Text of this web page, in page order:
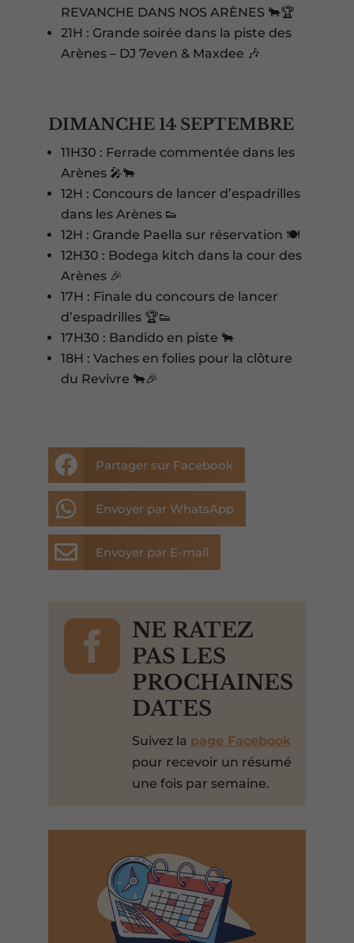
REVANCHE DANS NOS ARÈNES 🐂🏆
21H : Grande soirée dans la piste des
Arènes – DJ 7even & Maxdee 🎶
DIMANCHE 14 SEPTEMBRE
11H30 : Ferrade commentée dans les
Arènes 🎤🐂
12H : Concours de lancer d’espadrilles
dans les Arènes 👟
12H : Grande Paella sur réservation 🍽️
12H30 : Bodega kitch dans la cour des
Arènes 🎉
17H : Finale du concours de lancer
d’espadrilles 🏆👟
17H30 : Bandido en piste 🐂
18H : Vaches en folies pour la clôture
du Revivre 🐂🎉
 Partager sur Facebook
 Envoyer par WhatsApp
 Envoyer par E-mail

NE RATEZ
PAS LES
PROCHAINES
DATES
Suivez la page Facebook
pour recevoir un résumé
une fois par semaine.